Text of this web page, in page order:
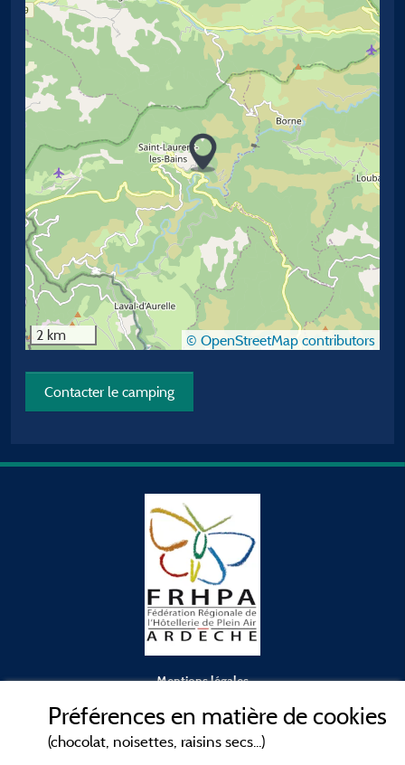
2 km © OpenStreetMap contributors
Contacter le camping
Mentions légales
Préférences en matière de cookies
(chocolat, noisettes, raisins secs...)